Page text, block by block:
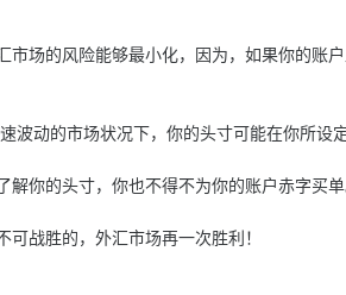
场的风险能够最小化，因为，如果你的账户
动的市场状况下，你的头寸可能在你所设定
你的头寸，你也不得不为你的账户赤字买单
战胜的，外汇市场再一次胜利！